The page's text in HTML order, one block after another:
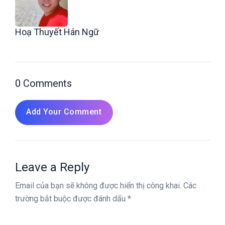
Hoạ Thuyết Hán Ngữ
0 Comments
Add Your Comment
Leave a Reply
Email của bạn sẽ không được hiển thị công khai. Các
trường bắt buộc được đánh dấu *